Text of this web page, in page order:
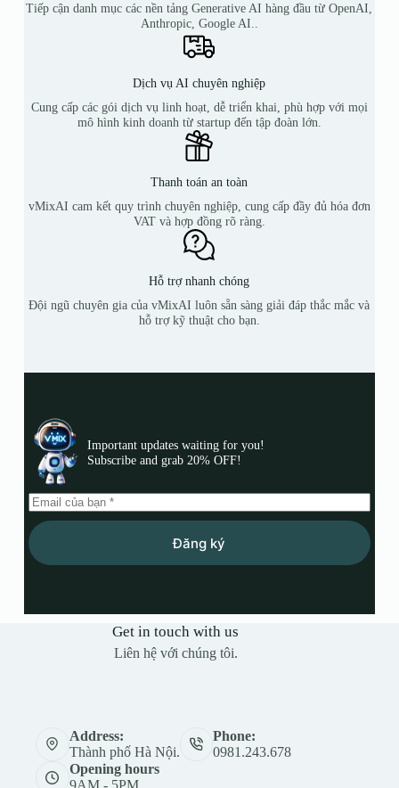
Tiếp cận danh mục các nền tảng Generative AI hàng đầu từ OpenAI,
Anthropic, Google AI..
Dịch vụ AI chuyên nghiệp
Cung cấp các gói dịch vụ linh hoạt, dễ triển khai, phù hợp với mọi
mô hình kinh doanh từ startup đến tập đoàn lớn.
Thanh toán an toàn
vMixAI cam kết quy trình chuyên nghiệp, cung cấp đầy đủ hóa đơn
VAT và hợp đồng rõ ràng.
Hỗ trợ nhanh chóng
Đội ngũ chuyên gia của vMixAI luôn sẵn sàng giải đáp thắc mắc và
hỗ trợ kỹ thuật cho bạn.
Important updates waiting for you!
Subscribe and grab 20% OFF!
Đăng ký
Get in touch with us
Liên hệ với chúng tôi.
Address:
Thành phố Hà Nội.
Phone:
0981.243.678
Opening hours